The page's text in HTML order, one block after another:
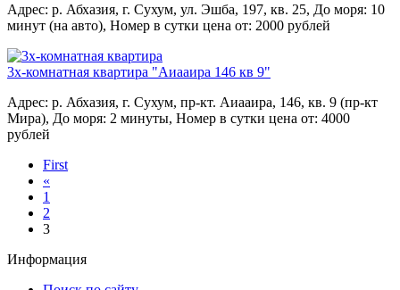
Адрес: р. Абхазия, г. Сухум, ул. Эшба, 197, кв. 25, До моря: 10
минут (на авто), Номер в сутки цена от: 2000 рублей
3х-комнатная квартира "Аиааира 146 кв 9"
Адрес: р. Абхазия, г. Сухум, пр-кт. Аиааира, 146, кв. 9 (пр-кт
Мира), До моря: 2 минуты, Номер в сутки цена от: 4000
рублей
First
«
1
2
3
Информация